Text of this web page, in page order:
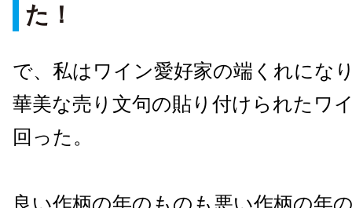
た！
で、私はワイン愛好家の端くれにな
華美な売り文句の貼り付けられたワ
回った。